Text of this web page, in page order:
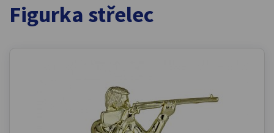
Figurka střelec